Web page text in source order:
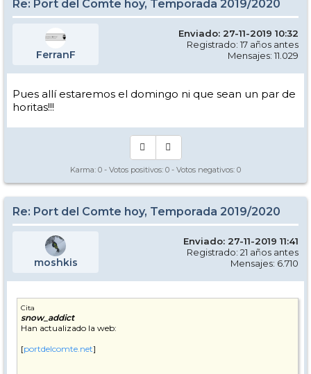
Re: Port del Comte hoy, Temporada 2019/2020
FerranF
Enviado: 27-11-2019 10:32
Registrado: 17 años antes
Mensajes: 11.029
Pues allí estaremos el domingo ni que sean un par de
horitas!!!
Karma: 0 - Votos positivos: 0 - Votos negativos: 0
Re: Port del Comte hoy, Temporada 2019/2020
moshkis
Enviado: 27-11-2019 11:41
Registrado: 21 años antes
Mensajes: 6.710
Cita
snow_addict
Han actualizado la web:
[portdelcomte.net]